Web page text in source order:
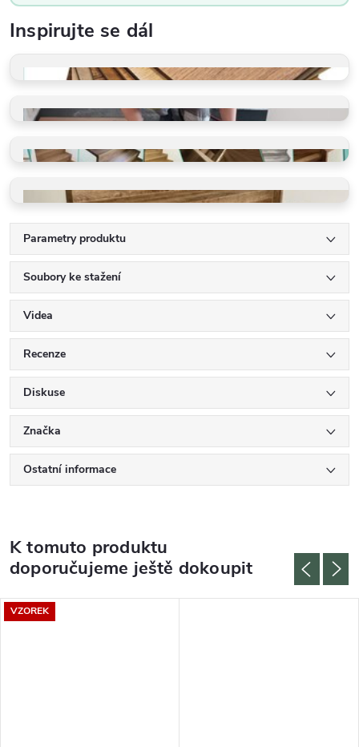
Inspirujte se dál
Dotkněte se kvality
Rychle a precizně
Schody, podlahy, detaily
Parametry produktu
Soubory ke stažení
Videa
Recenze
Diskuse
Značka
Ostatní informace
K tomuto produktu
doporučujeme ještě dokoupit
VZOREK